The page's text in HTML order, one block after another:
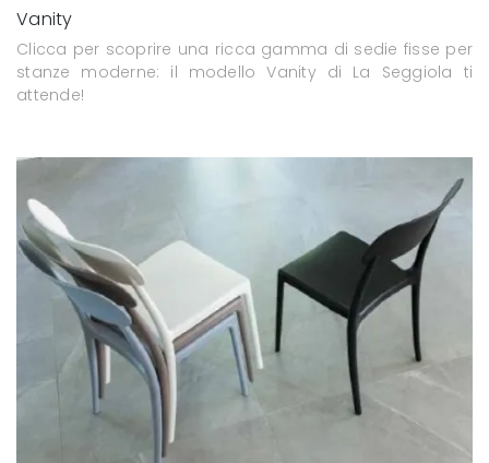
Vanity
Clicca per scoprire una ricca gamma di sedie fisse per
stanze moderne: il modello Vanity di La Seggiola ti
attende!